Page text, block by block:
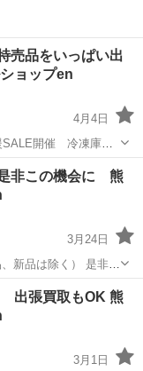
品をいっぱい出
ョップen
4月4日
開催 冷凍庫、
らのオ
プ
非この機会に 熊
3月24日
新品は除く） 是非高
ルショップenへ
ちろん買取...
プ 買取
張買取もOK 熊
3月1日